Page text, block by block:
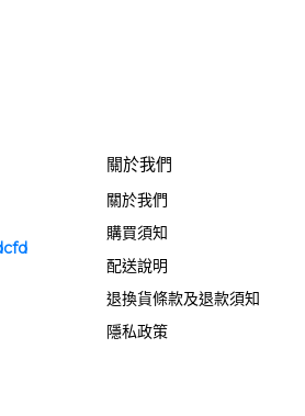
關於我們
關於我們
購買須知
配送說明
退換貨條款及退款須知
隱私政策